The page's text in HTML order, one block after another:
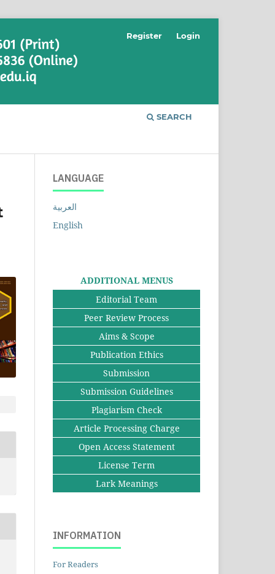
SEARCH
Register Login
LANGUAGE
العربية
English
ADDITIONAL MENUS
Editorial Team
Peer Review Process
Aims & Scope
Publication Ethics
Submission
Submission Guidelines
Plagiarism Check
Article Processing Charge
Open Access Statement
License Term
Lark Meanings
INFORMATION
For Readers